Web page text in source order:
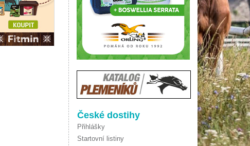
České dostihy
Přihlášky
Startovní listiny